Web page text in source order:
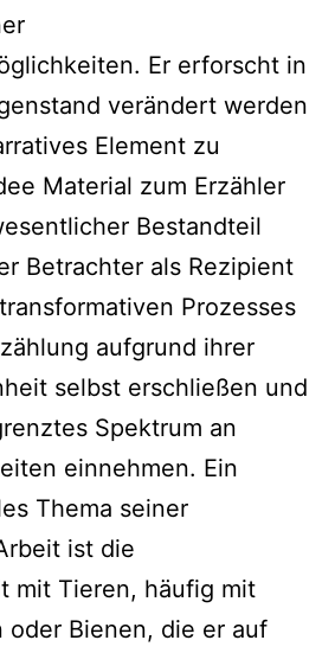
Er erforscht in
verändert werden
Element zu
Material zum Erzähler
Bestandteil
Betrachter als Rezipient
Prozesses
aufgrund ihrer
selbst erschließen und
Spektrum an
einnehmen. Ein
Thema seiner
ist die
mit Tieren, häufig mit
oder Bienen, die er auf